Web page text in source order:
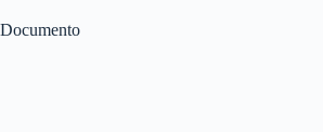
Documento